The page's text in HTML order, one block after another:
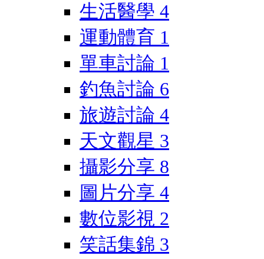
生活醫學 4
運動體育 1
單車討論 1
釣魚討論 6
旅遊討論 4
天文觀星 3
攝影分享 8
圖片分享 4
數位影視 2
笑話集錦 3